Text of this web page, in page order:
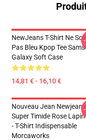
NewJeans T-Shirt Ne
Pas Bleu Kpop Tee
Galaxy Soft Case
14,81 € - 16,10 €
Nouveau Jean Newjeans
Super Timide Rose
- T-Shirt Indispensable
Morcaworks